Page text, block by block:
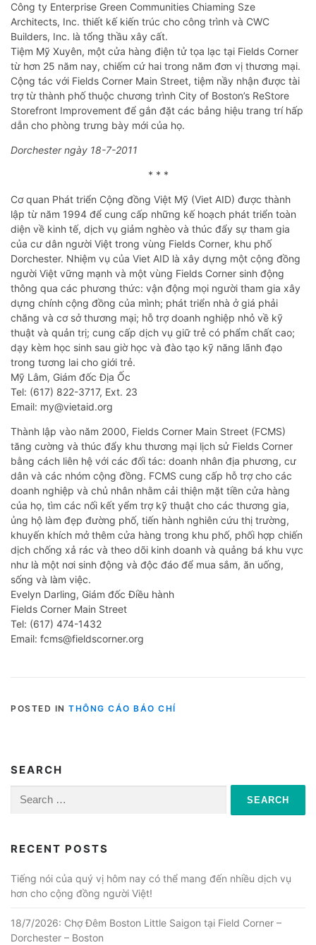
Công ty Enterprise Green Communities Chiaming Sze
Architects, Inc. thiết kế kiến trúc cho công trình và CWC
Builders, Inc. là tổng thầu xây cất.
Tiệm Mỹ Xuyên, một cửa hàng điện tử tọa lạc tại Fields Corner
từ hơn 25 năm nay, chiếm cứ hai trong năm đơn vị thương mại.
Cộng tác với Fields Corner Main Street, tiệm nầy nhận được tài
trợ từ thành phố thuộc chương trình City of Boston’s ReStore
Storefront Improvement để gắn đặt các bảng hiệu trang trí hấp
dẫn cho phòng trưng bày mới của họ.
Dorchester ngày 18-7-2011
* * *
Cơ quan Phát triển Cộng đồng Việt Mỹ (Viet AID) được thành
lập từ năm 1994 để cung cấp những kế hoạch phát triển toàn
diện về kinh tế, dịch vụ giảm nghèo và thúc đẩy sự tham gia
của cư dân người Việt trong vùng Fields Corner, khu phố
Dorchester. Nhiệm vụ của Viet AID là xây dựng một cộng đồng
người Việt vững mạnh và một vùng Fields Corner sinh động
thông qua các phương thức: vận động mọi người tham gia xây
dựng chính cộng đồng của mình; phát triển nhà ở giá phải
chăng và cơ sở thương mại; hỗ trợ doanh nghiệp nhỏ về kỹ
thuật và quản trị; cung cấp dịch vụ giữ trẻ có phẩm chất cao;
dạy kèm học sinh sau giờ học và đào tạo kỹ năng lãnh đạo
trong tương lai cho giới trẻ.
Mỹ Lâm, Giám đốc Địa Ốc
Tel: (617) 822-3717, Ext. 23
Email: my@vietaid.org
Thành lập vào năm 2000, Fields Corner Main Street (FCMS)
tăng cường và thúc đẩy khu thương mại lịch sử Fields Corner
bằng cách liên hệ với các đối tác: doanh nhân địa phương, cư
dân và các nhóm cộng đồng. FCMS cung cấp hỗ trợ cho các
doanh nghiệp và chủ nhân nhằm cải thiện mặt tiền cửa hàng
của họ, tìm các nối kết yểm trợ kỹ thuật cho các thương gia,
ủng hộ làm đẹp đường phố, tiến hành nghiên cứu thị trường,
khuyến khích mở thêm cửa hàng trong khu phố, phối hợp chiến
dịch chống xả rác và theo dõi kinh doanh và quảng bá khu vực
như là một nơi sinh động và độc đáo để mua sắm, ăn uống,
sống và làm việc.
Evelyn Darling, Giám đốc Điều hành
Fields Corner Main Street
Tel: (617) 474-1432
Email: fcms@fieldscorner.org
POSTED IN THÔNG CÁO BÁO CHÍ
SEARCH
Search
for:
RECENT POSTS
Tiếng nói của quý vị hôm nay có thể mang đến nhiều dịch vụ
hơn cho cộng đồng người Việt!
18/7/2026: Chợ Đêm Boston Little Saigon tại Field Corner –
Dorchester – Boston